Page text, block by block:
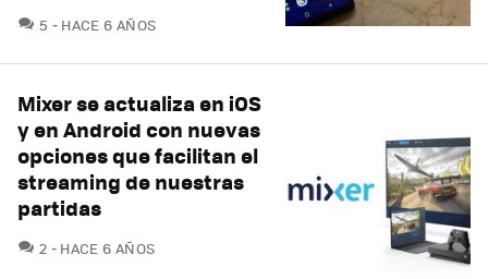
5 COMENTARIOS
HACE 6 AÑOS
Mixer se actualiza en iOS
y en Android con nuevas
opciones que facilitan el
streaming de nuestras
partidas
2 COMENTARIOS
HACE 6 AÑOS